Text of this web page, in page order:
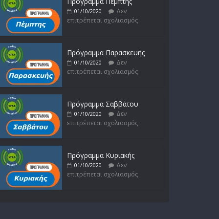
01/10/2020
Δεν
επιτρέπεται σχολιασμός
Πρόγραμμα Παρασκευής
01/10/2020
Δεν
επιτρέπεται σχολιασμός
Πρόγραμμα Σαββάτου
01/10/2020
Δεν
επιτρέπεται σχολιασμός
Πρόγραμμα Κυριακής
01/10/2020
Δεν
επιτρέπεται σχολιασμός